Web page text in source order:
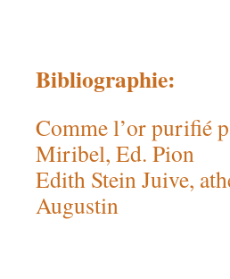
Bibliographie:
Comme l’or purifié
Miribel, Ed. Pion
Edith Stein Juive,
Augustin